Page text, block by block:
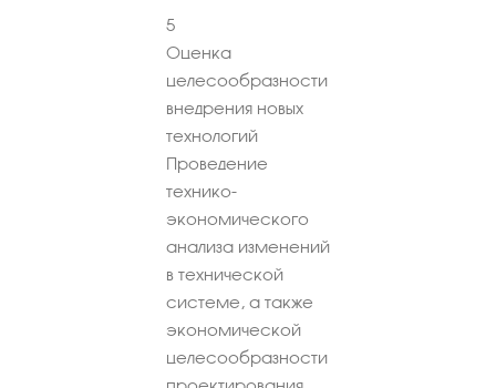
5
Оценка
целесообразности
внедрения новых
технологий
Проведение
технико-
экономического
анализа изменений
в технической
системе, а также
экономической
целесообразности